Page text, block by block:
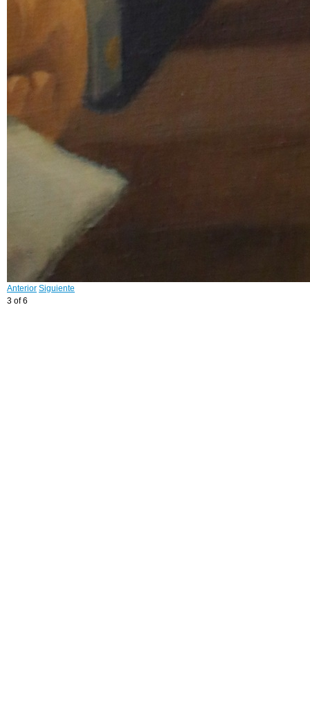
Anterior Siguiente
3 of 6